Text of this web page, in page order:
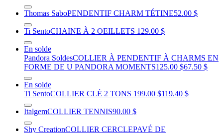
Thomas SaboPENDENTIF CHARM TÉTINE52.00 $
Ti SentoCHAINE À 2 OEILLETS 129.00 $
En solde
Pandora SoldesCOLLIER À PENDENTIF À CHARMS EN
FORME DE U PANDORA MOMENTS125.00 $67.50 $
En solde
Ti SentoCOLLIER CLÉ 2 TONS 199.00 $119.40 $
ItalgemCOLLIER TENNIS90.00 $
Shy CreationCOLLIER CERCLEPAVÉ DE